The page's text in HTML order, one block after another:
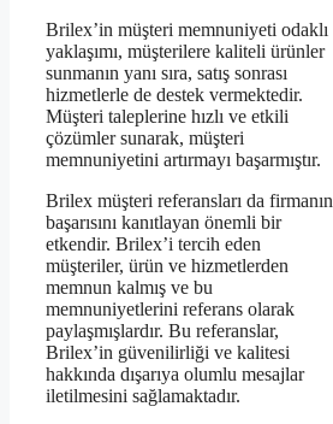
Brilex’in müşteri memnuniyeti odaklı
yaklaşımı, müşterilere kaliteli ürünler
sunmanın yanı sıra, satış sonrası
hizmetlerle de destek vermektedir.
Müşteri taleplerine hızlı ve etkili
çözümler sunarak, müşteri
memnuniyetini artırmayı başarmıştır.
Brilex müşteri referansları da firmanın
başarısını kanıtlayan önemli bir
etkendir. Brilex’i tercih eden
müşteriler, ürün ve hizmetlerden
memnun kalmış ve bu
memnuniyetlerini referans olarak
paylaşmışlardır. Bu referanslar,
Brilex’in güvenilirliği ve kalitesi
hakkında dışarıya olumlu mesajlar
iletilmesini sağlamaktadır.